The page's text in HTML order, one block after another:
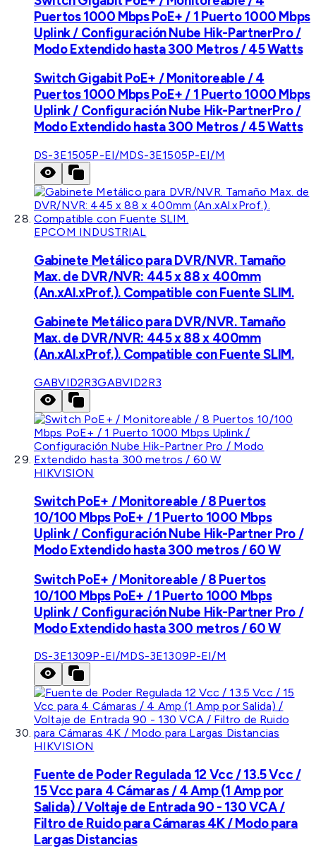
Puertos 1000 Mbps PoE+ / 1 Puerto 1000 Mbps
Uplink / Configuración Nube Hik-PartnerPro /
Modo Extendido hasta 300 Metros / 45 Watts
Switch Gigabit PoE+ / Monitoreable / 4
Puertos 1000 Mbps PoE+ / 1 Puerto 1000 Mbps
Uplink / Configuración Nube Hik-PartnerPro /
Modo Extendido hasta 300 Metros / 45 Watts
DS-3E1505P-EI/MDS-3E1505P-EI/M
EPCOM INDUSTRIAL
Gabinete Metálico para DVR/NVR. Tamaño
Max. de DVR/NVR: 445 x 88 x 400mm
(An.xAl.xProf.). Compatible con Fuente SLIM.
Gabinete Metálico para DVR/NVR. Tamaño
Max. de DVR/NVR: 445 x 88 x 400mm
(An.xAl.xProf.). Compatible con Fuente SLIM.
GABVID2R3GABVID2R3
HIKVISION
Switch PoE+ / Monitoreable / 8 Puertos
10/100 Mbps PoE+ / 1 Puerto 1000 Mbps
Uplink / Configuración Nube Hik-Partner Pro /
Modo Extendido hasta 300 metros / 60 W
Switch PoE+ / Monitoreable / 8 Puertos
10/100 Mbps PoE+ / 1 Puerto 1000 Mbps
Uplink / Configuración Nube Hik-Partner Pro /
Modo Extendido hasta 300 metros / 60 W
DS-3E1309P-EI/MDS-3E1309P-EI/M
HIKVISION
Fuente de Poder Regulada 12 Vcc / 13.5 Vcc /
15 Vcc para 4 Cámaras / 4 Amp (1 Amp por
Salida) / Voltaje de Entrada 90 - 130 VCA /
Filtro de Ruido para Cámaras 4K / Modo para
Largas Distancias